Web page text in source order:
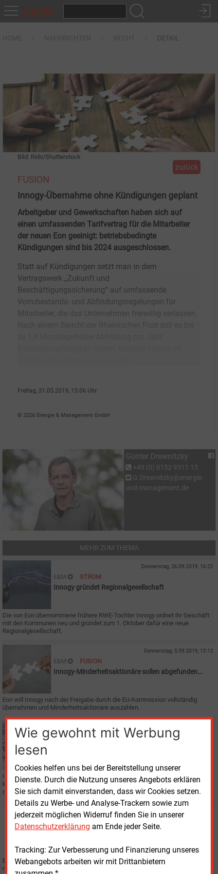
DETAIL
Wie gewohnt mit Werbung
lesen
Cookies helfen uns bei der Bereitstellung unserer
Dienste. Durch die Nutzung unseres Angebots erklären
Sie sich damit einverstanden, dass wir Cookies setzen.
Details zu Werbe- und Analyse-Trackern sowie zum
jederzeit möglichen Widerruf finden Sie in unserer
Datenschutzerklärung am Ende jeder Seite.
Tracking: Zur Verbesserung und Finanzierung unseres
Webangebots arbeiten wir mit Drittanbietern
Bild: Rido/Shutterstock
zurück
FUSION
Innogy-Übernahme ohne Kündigungen geplant
Arbeitgeber und Gewerkschaften haben sich auf
einen umfassenden Tarifvertrag für die Mitarbeiter
der neuen Eon geeinigt: betriebsbedingte
Kündigungen sind bis 2024 ausgeschlossen.
Statt auf Kündigungen setzt man in dem
Vertragswerk „Zukunft und
Beschäftigungssicherung“ auf umfassende
Vorruhestands- und Abfindungsregelungen für
Mitarbeiter, die das Unternehmen freiwillig verlassen.
Freitag, 31.05.2019, 15:06 Uhr
© 2026 Energie & Management GmbH
Günter Drewnitzky
+49 (0) 8152 9311 15
G.Drewnitzky@energie-
und-management.de
MEHR ZUM THEMA
Donnerstag, 26.09.2019, 16:22
E&M STROM
Innogy gründet Regionalgesellschaft
Die von Eon übernommene frühere RWE-Tochter Innogy ordnet ihr Geschäft
mit den Kommunen neu und gründet zum 1. Oktober dafür eine neue
Regionalgesellschaft.
Donnerstag, 5.09.2019, 13:12
E&M FUSION
Innogy-Minderheitsaktionäre sollen abgefunden
Eon will Innogy nach der Freigabe durch die EU-Kommission vollständig
übernehmen und Minderheitsaktionäre auszahlen.
Dienstag, 27.08.2019, 12:23
E&M WIRTSCHAFT
In einem gemeinsamen Positionspapier wenden sich verschiedene
kommunale Energieversorger in Deutschland gegen die geplante Übernahme
der RWE-Tochter Innogy durch Eon.
Freitag, 5.07.2019, 14:37
E&M
Versorger erwägen Klage gegen Eon-Innogy-Deal
Eine Klage vor dem Europäischen Gerichtshof wollen einige Energieversorger
nicht ausschließen, sollte es keine strengen Auflagen von der EU-